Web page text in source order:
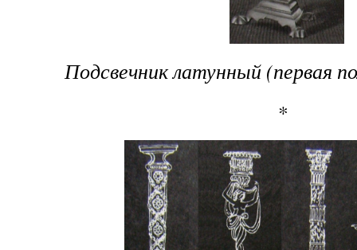
Подсвечник латунный (первая
*